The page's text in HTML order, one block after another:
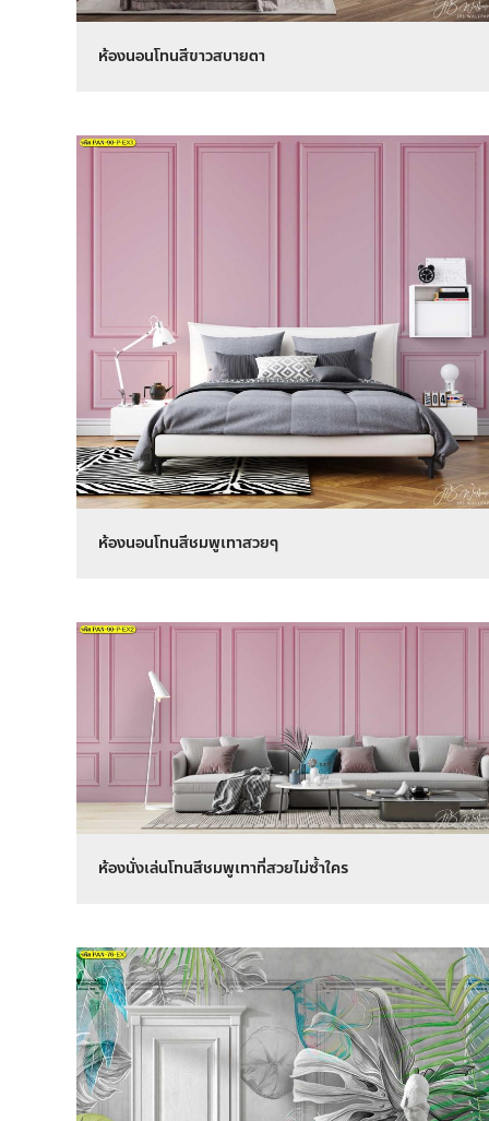
ห้องนอนโทนสีขาวสบายตา
ห้องนอนโทนสีชมพูเทาสวยๆ
ห้องนั่งเล่นโทนสีชมพูเทาที่สวยไม่ซ้ำใคร